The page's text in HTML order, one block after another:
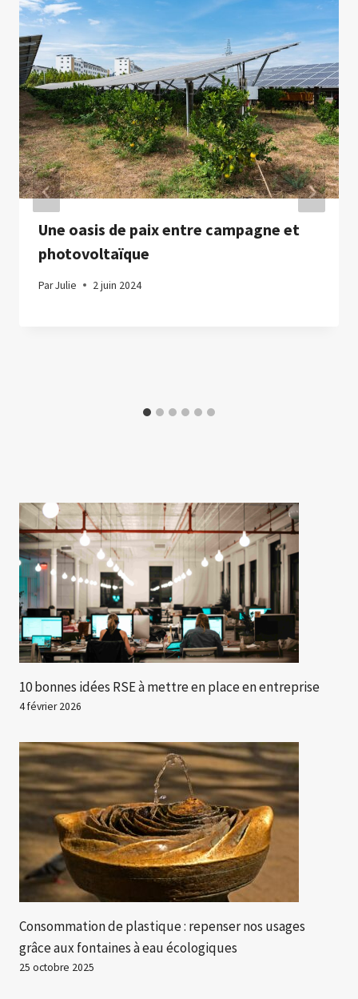
Une oasis de paix entre campagne et
photovoltaïque
ParJulie 2 juin 2024
10 bonnes idées RSE à mettre en place en entreprise
4 février 2026
Consommation de plastique : repenser nos usages
grâce aux fontaines à eau écologiques
25 octobre 2025